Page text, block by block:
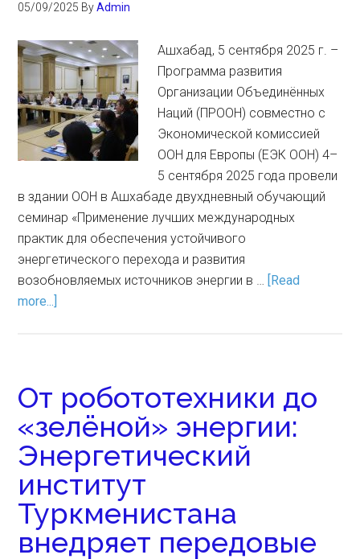
05/09/2025 ByAdmin
Ашхабад, 5 сентября 2025 г. –
Программа развития
Организации Объединённых
Наций (ПРООН) совместно с
Экономической комиссией
ООН для Европы (ЕЭК ООН) 4–
5 сентября 2025 года провели
в здании ООН в Ашхабаде двухдневный обучающий
семинар «Применение лучших международных
практик для обеспечения устойчивого
энергетического перехода и развития
возобновляемых источников энергии в … [Read
more...]
От робототехники до
«зелёной» энергии:
Энергетический
институт
Туркменистана
внедряет передовые